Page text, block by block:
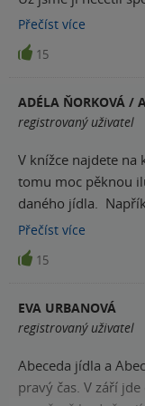
mamí, a poslouchej
ještě počká v
Přečíst více
15
ADÉLA ŇORKOVÁ /
registrovaný uživatel
V knížce najdete na
tomu moc pěknou
daného jídla. Například
tu různé úkoly, jak
Nebo doplňující
Úplně má konci
od té doby co jí
tolikrát . Za chvíli je snad
není opomenuto
ale já ho mám v
básniček Vám budou
Přečíst více
15
EVA URBANOVÁ
registrovaný uživatel
Abeceda jídla a
pravý čas. V září